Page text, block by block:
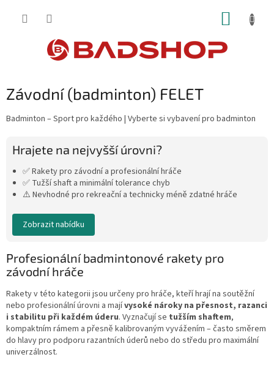
Závodní (badminton) FELET
Badminton – Sport pro každého | Vyberte si vybavení pro badminton
Hrajete na nejvyšší úrovni?
✅ Rakety pro závodní a profesionální hráče
✅ Tužší shaft a minimální tolerance chyb
⚠️ Nevhodné pro rekreační a technicky méně zdatné hráče
Zobrazit nabídku
Profesionální badmintonové rakety pro
závodní hráče
Rakety v této kategorii jsou určeny pro hráče, kteří hrají na soutěžní
nebo profesionální úrovni a majívysoké nároky na přesnost, razanci
i stabilitu při každém úderu. Vyznačují se tužším shaftem,
kompaktním rámem a přesně kalibrovaným vyvážením – často směrem
do hlavy pro podporu razantních úderů nebo do středu pro maximální
univerzálnost.